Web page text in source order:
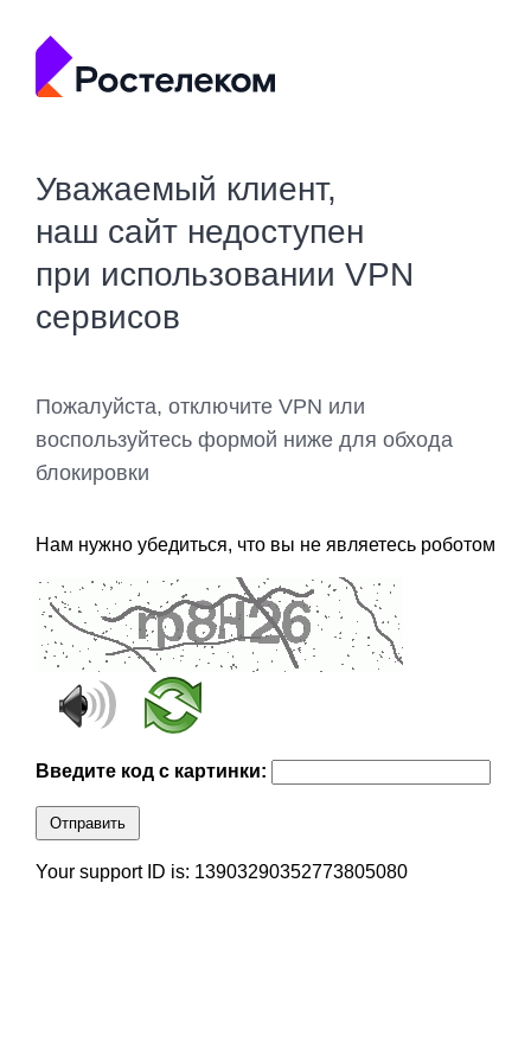
Уважаемый клиент,
наш сайт недоступен
при использовании VPN
сервисов
Пожалуйста, отключите VPN или
воспользуйтесь формой ниже для обхода
блокировки
Нам нужно убедиться, что вы не являетесь роботом
Введите код с картинки:
Отправить
Your support ID is: 13903290352773805080